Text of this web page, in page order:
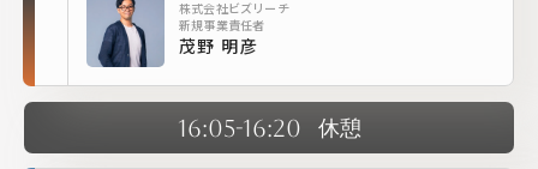
株式会社ビズリーチ
新規事業責任者
茂野 明彦
16:05-16:20 休憩